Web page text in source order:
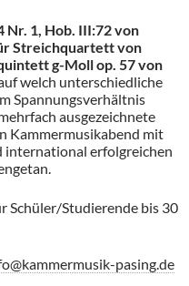
1, Hob. III:72 von
Streichquartett von
g-Moll op. 57 von
welch unterschiedliche
Spannungsverhältnis
ausgezeichnete
Kammermusikabend mit
international erfolgreichen
Studierende bis 30
pasing.de